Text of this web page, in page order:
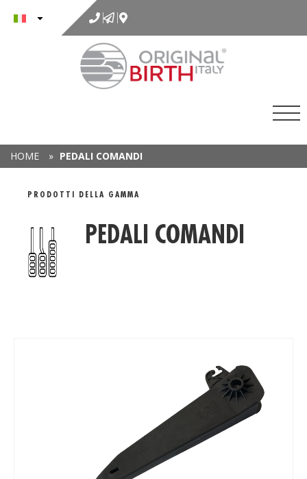
contenuto
HOME » PEDALI COMANDI
GAMMA DETAIL
PRODOTTI DELLA GAMMA
PEDALI COMANDI